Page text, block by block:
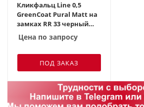
Кликфальц Line 0,5
GreenСoat Pural Matt на
замках RR 33 черный
(RAL 9005 черный)
Цена по запросу
ПОД ЗАКАЗ